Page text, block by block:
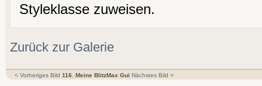
Styleklasse zuweisen.
Zurück zur Galerie
< Vorheriges Bild 116. Meine BlitzMax Gui Nächstes Bild >